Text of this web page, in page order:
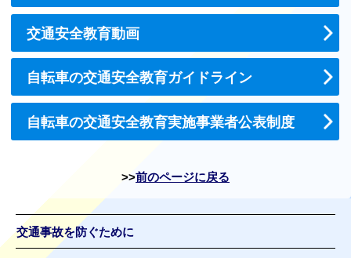
交通安全教育動画
自転車の交通安全教育ガイドライン
自転車の交通安全教育実施事業者公表制度
前のページに戻る
交通事故を防ぐために